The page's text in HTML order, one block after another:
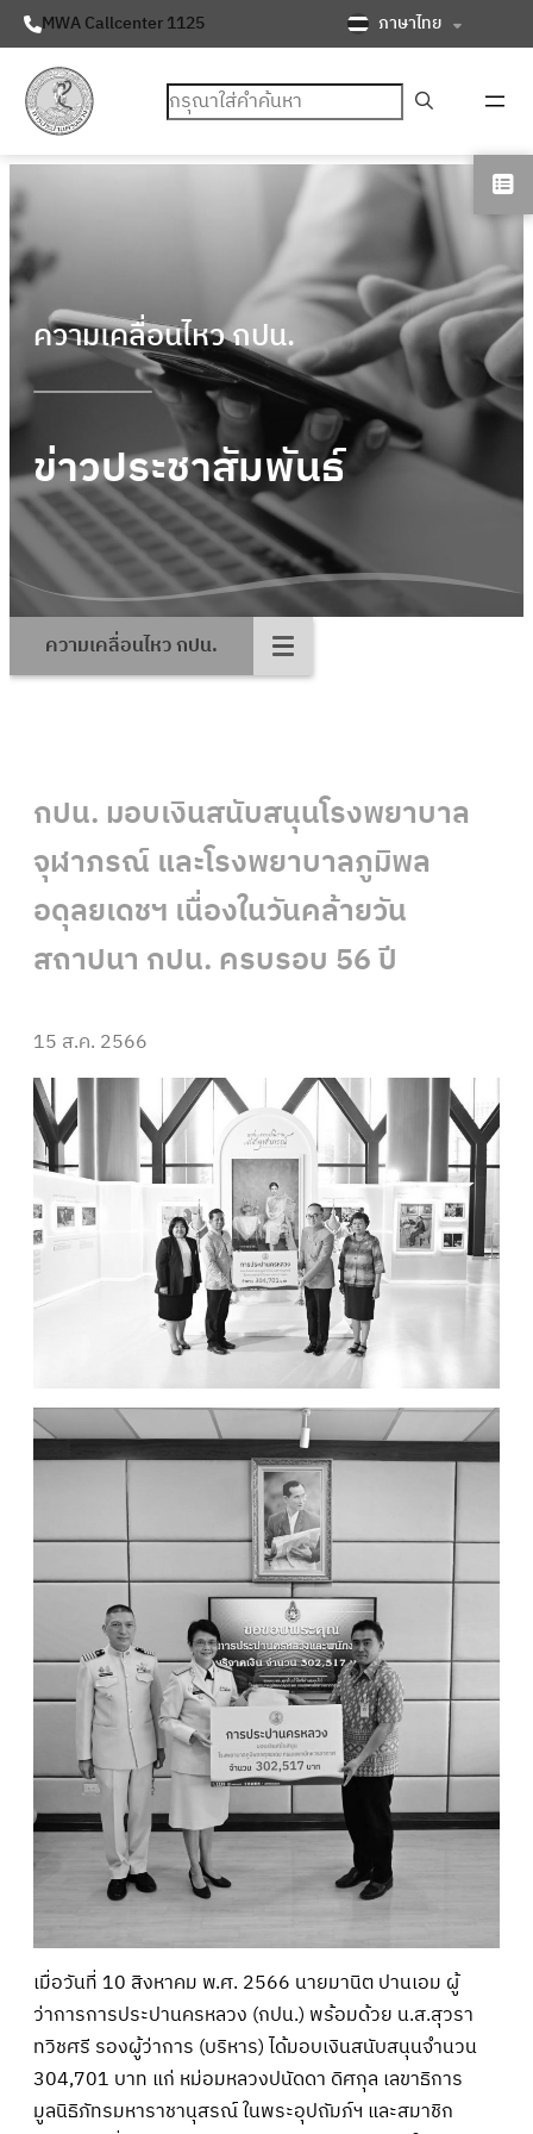
MWA Callcenter 1125 ภาษาไทย
ค้นหา
ความเคลื่อนไหว กปน.
ข่าวประชาสัมพันธ์
ความเคลื่อนไหว กปน.
กปน. มอบเงินสนับสนุนโรงพยาบาล
จุฬาภรณ์ และโรงพยาบาลภูมิพล
อดุลยเดชฯ เนื่องในวันคล้ายวัน
สถาปนา กปน. ครบรอบ 56 ปี
15 ส.ค. 2566
เมื่อวันที่ 10 สิงหาคม พ.ศ. 2566 นายมานิต ปานเอม ผู้
ว่าการการประปานครหลวง (กปน.) พร้อมด้วย น.ส.สุวรา
ทวิชศรี รองผู้ว่าการ (บริหาร) ได้มอบเงินสนับสนุนจำนวน
304,701 บาท แก่ หม่อมหลวงปนัดดา ดิศกุล เลขาธิการ
มูลนิธิภัทรมหาราชานุสรณ์ ในพระอุปถัมภ์ฯ และสมาชิก